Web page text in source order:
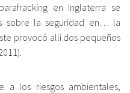
en Inglaterra se
sobre la seguridad en… la
provocó allí dos pequeños
a los riesgos ambientales,